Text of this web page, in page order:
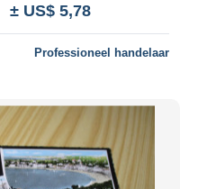
± US$ 5,78
Professioneel handelaar